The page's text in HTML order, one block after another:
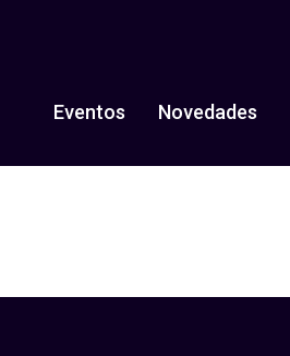
Eventos Novedades